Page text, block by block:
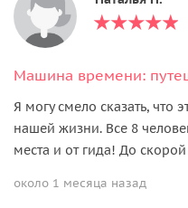
Машина времени:
Я могу смело сказать, что
нашей жизни. Все 8
места и от гида! До
около 1 месяца назад